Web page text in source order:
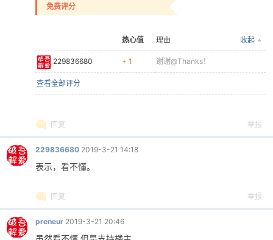
免费评分
热心值 收起
理由
229836680 + 1 谢谢@Thanks！
查看全部评分
回复 举报
229836680 2019-3-21 14:18
表示，看不懂。
回复 举报
preneur 2019-3-21 20:46